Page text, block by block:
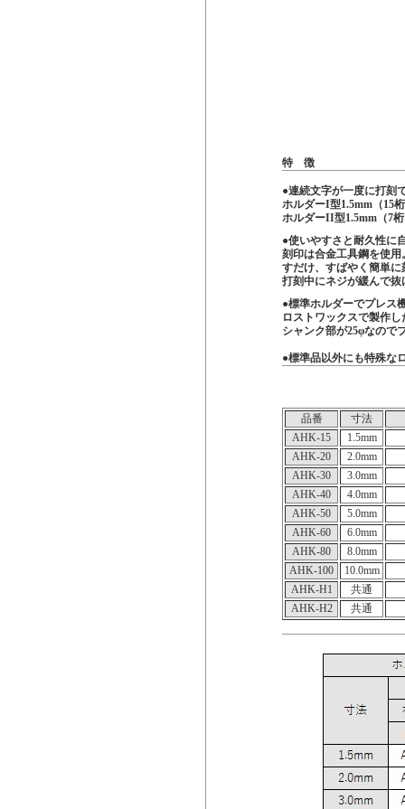
特 徴
●連続文字が一度に打刻
ホルダーΙ型1.5mm（15
ホルダーII型1.5mm（7
●使いやすさと耐久性に
刻印は合金工具鋼を使
すだけ、すばやく簡単
打刻中にネジが緩んで
●標準ホルダーでプレス
ロストワックスで製作
シャンク部が25φなので
●標準品以外にも特殊な
品番
寸法
AHK-15
1.5mm
AHK-20
2.0mm
AHK-30
3.0mm
AHK-40
4.0mm
AHK-50
5.0mm
AHK-60
6.0mm
AHK-80
8.0mm
AHK-100
10.0mm
AHK-H1
共通
AHK-H2
共通